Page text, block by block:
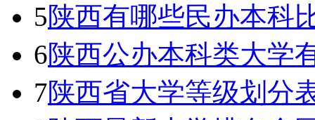
5陕西有哪些民办本科
6陕西公办本科类大学
7陕西省大学等级划分